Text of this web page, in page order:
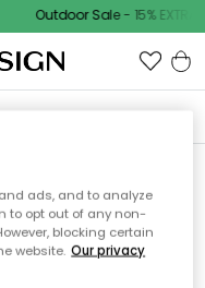
Outdoor Sale - 15% EXTRA
sidan du
ads, and to analyze
to opt out of any non-
blocking certain
website. Our privacy